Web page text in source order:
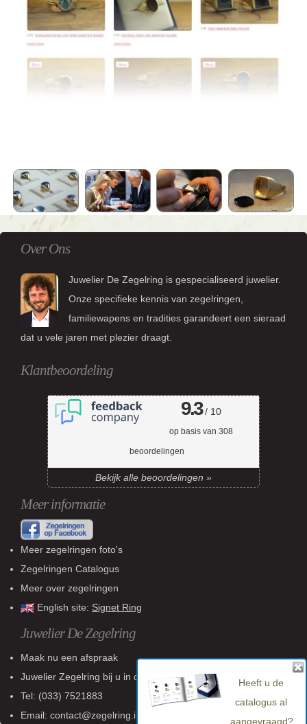
Over Ons
Juwelier De Zegelring is gespecialiseerd juwelier.
Onze specifieke kennis van zegelringen,
familiewapens en tradities garandeert een sieraad
dat u vele jaren met plezier draagt.
Klantbeoordeling
9.3/ 10
op basis van 308
beoordelingen
Bekijk alle beoordelingen »
Meer informatie
Meer zegelringen foto's
Zegelringen Catalogus
Meer over zegelringen
English site: Signet Ring
Juwelier De Zegelring
Maak nu een afspraak
Juwelier Zegelring bij u in de buurt
Tel: (033) 7521883
Email: contact@zegelring.info
Heeft u de
catalogus al
aangevraagd?